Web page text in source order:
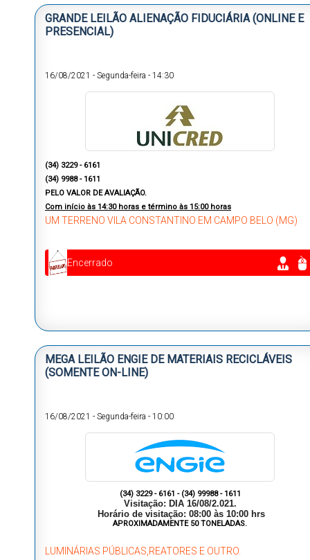
GRANDE LEILÃO ALIENAÇÃO FIDUCIÁRIA (ONLINE E
PRESENCIAL)
16/08/2021 - Segunda-feira - 14:30
(34) 3229 - 6161
(34) 9988 - 1611
PELO VALOR DE AVALIAÇÃO.
Com início às 14:30 horas e término às 15:00 horas
UM TERRENO VILA CONSTANTINO EM CAMPO BELO (MG)
Encerrado
MEGA LEILÃO ENGIE DE MATERIAIS RECICLÁVEIS
(SOMENTE ON-LINE)
16/08/2021 - Segunda-feira - 10:00
(34) 3229 - 6161 - (34) 99988 - 1611
Visitação: DIA 16/08/2.021.
Horário de visitação: 08:00 às 10:00 hrs
APROXIMADAMENTE 50 TONELADAS.
LUMINÁRIAS PÚBLICAS,REATORES E OUTRO.